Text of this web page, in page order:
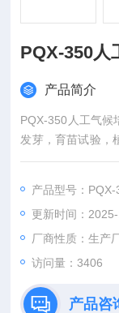
PQX-350人
产品简介
PQX-350人工气候
发芽，育苗试验，
拟不同环境气候条
产品型号：PQX-
更新时间：
厂商性质：生产
访问量：3406
产品咨